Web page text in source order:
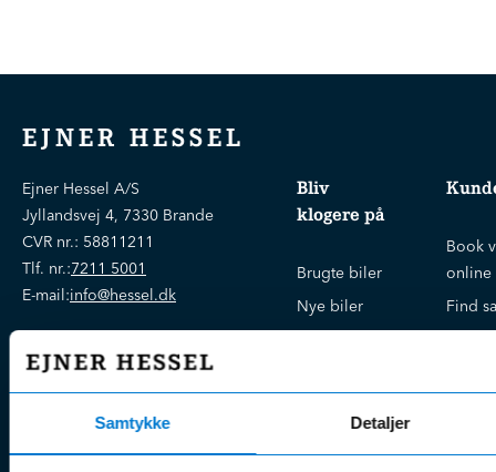
Samtykke Detaljer
EJNER HESSEL
Ejner Hessel A/S
Jyllandsvej 4, 7330 Brande
CVR nr.: 58811211
Tlf. nr.:7211 5001
E-mail:info@hessel.dk
Bliv
klogere på
Brugte biler
Nye biler
Guides, tips
Kampagner
Book
online
Find